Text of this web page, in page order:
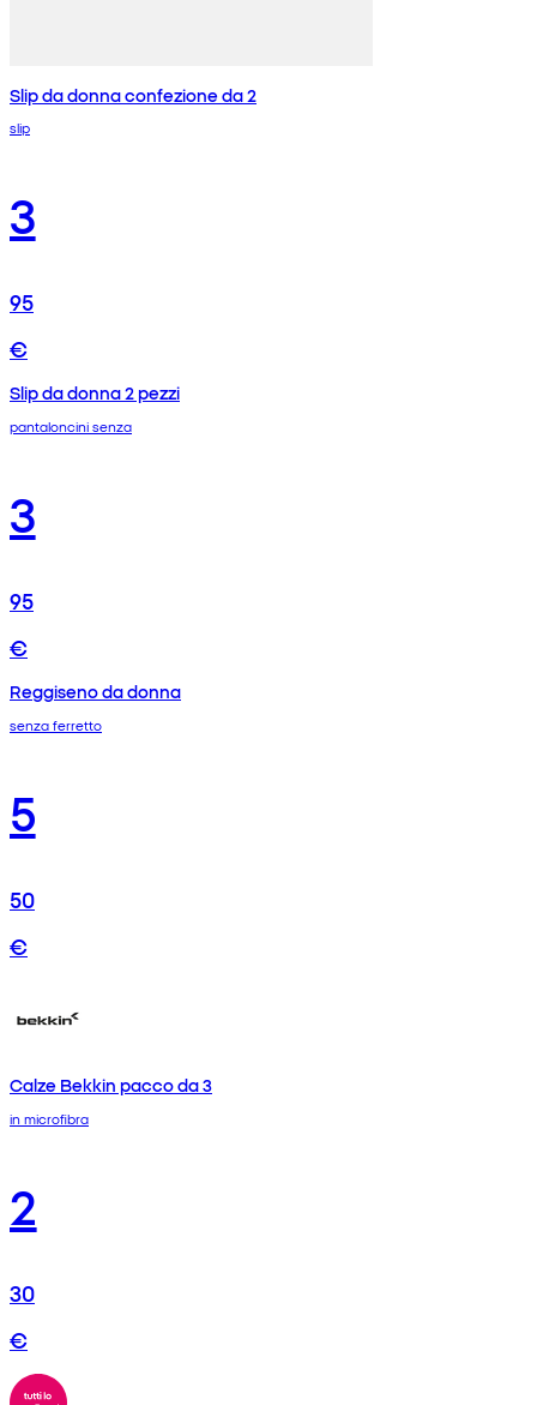
Slip da donna confezione da 2
slip
3
95
€
Slip da donna 2 pezzi
pantaloncini senza
3
95
€
Reggiseno da donna
senza ferretto
5
50
€
Calze Bekkin pacco da 3
in microfibra
2
30
€